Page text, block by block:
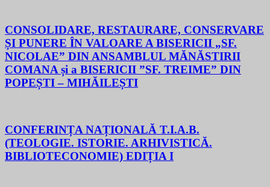
CONSOLIDARE, RESTAURARE, CONSERVARE
ȘI PUNERE ÎN VALOARE A BISERICII „SF.
NICOLAE” DIN ANSAMBLUL MĂNĂSTIRII
COMANA și a BISERICII ”SF. TREIME” DIN
POPEȘTI – MIHĂILEȘTI
CONFERINȚA NAȚIONALĂ T.I.A.B.
(TEOLOGIE. ISTORIE. ARHIVISTICĂ.
BIBLIOTECONOMIE) EDIȚIA I